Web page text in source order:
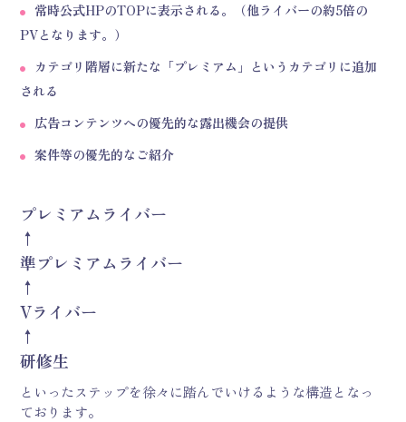
常時公式HPのTOPに表示される。（他ライバーの約5倍の
PVとなります。）
カテゴリ階層に新たな「プレミアム」というカテゴリに追加
される
広告コンテンツへの優先的な露出機会の提供
案件等の優先的なご紹介
プレミアムライバー
↑
準プレミアムライバー
↑
Vライバー
↑
研修生
といったステップを徐々に踏んでいけるような構造となっ
ております。